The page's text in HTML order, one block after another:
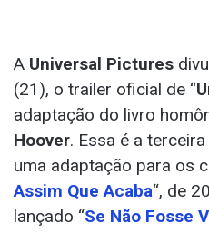
A Universal Pictures
(21), o trailer oficial de “
adaptação do livro
Hoover. Essa é a
uma adaptação para os
Assim Que Acaba“, de
lançado “Se Não Fosse